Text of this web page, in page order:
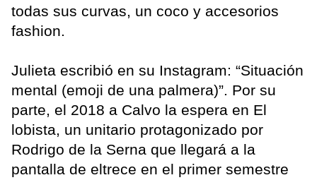
todas sus curvas, un coco y accesorios
fashion.
Julieta escribió en su Instagram: “Situación
mental (emoji de una palmera)”. Por su
parte, el 2018 a Calvo la espera en El
lobista, un unitario protagonizado por
Rodrigo de la Serna que llegará a la
pantalla de eltrece en el primer semestre